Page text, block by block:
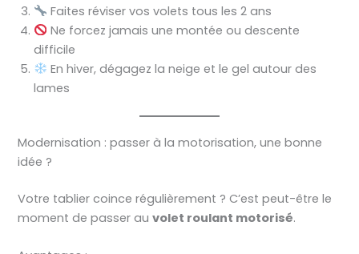
Faites réviser vos volets tous les 2 ans
Ne forcez jamais une montée ou descente
difficile
En hiver, dégagez la neige et le gel autour des
lames
Modernisation : passer à la motorisation, une bonne
idée ?
Votre tablier coince régulièrement ? C’est peut-être le
moment de passer auvolet roulant motorisé.